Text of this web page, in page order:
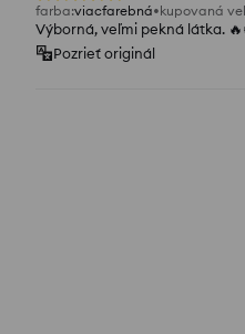
farba:viacfarebná kupovaná
Výborná, veľmi pekná látka.
Pozrieť originál